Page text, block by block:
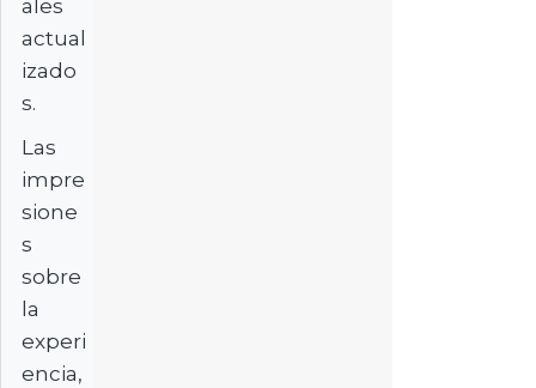
ales
actual
izado
s.
Las
impre
sione
s
sobre
la
experi
encia,